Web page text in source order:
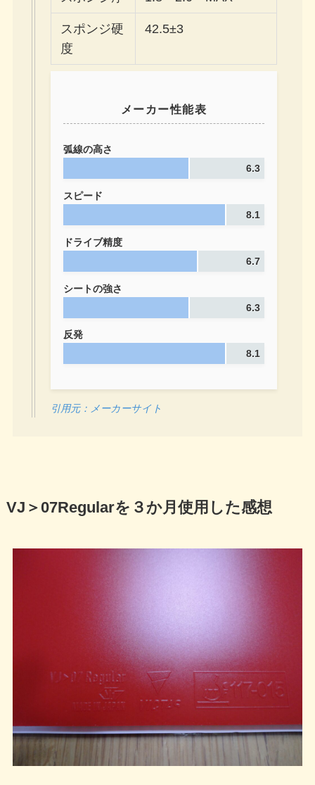
スポンジ硬
度
42.5±3
メーカー性能表
弧線の高さ
6.3
スピード
8.1
ドライブ精度
6.7
シートの強さ
6.3
反発
8.1
引用元：メーカーサイト
VJ＞07Regularを３か月使用した感想